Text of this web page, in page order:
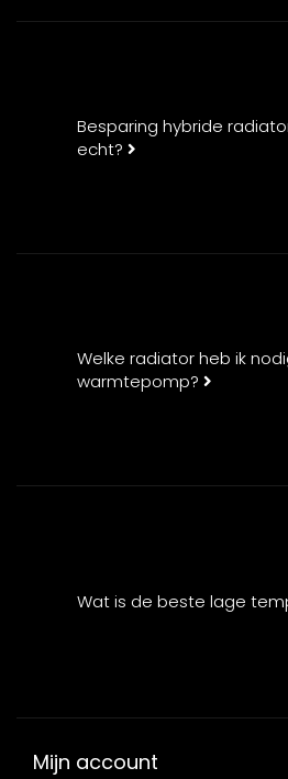
Besparing hybride
echt?
Welke radiator heb ik
warmtepomp?
Wat is de beste lage
Mijn account